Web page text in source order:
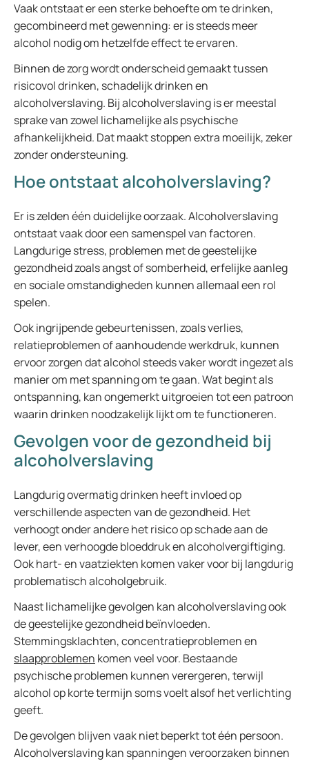
Vaak ontstaat er een sterke behoefte om te drinken,
gecombineerd met gewenning: er is steeds meer
alcohol nodig om hetzelfde effect te ervaren.
Binnen de zorg wordt onderscheid gemaakt tussen
risicovol drinken, schadelijk drinken en
alcoholverslaving. Bij alcoholverslaving is er meestal
sprake van zowel lichamelijke als psychische
afhankelijkheid. Dat maakt stoppen extra moeilijk, zeker
zonder ondersteuning.
Hoe ontstaat alcoholverslaving?
Er is zelden één duidelijke oorzaak. Alcoholverslaving
ontstaat vaak door een samenspel van factoren.
Langdurige stress, problemen met de geestelijke
gezondheid zoals angst of somberheid, erfelijke aanleg
en sociale omstandigheden kunnen allemaal een rol
spelen.
Ook ingrijpende gebeurtenissen, zoals verlies,
relatieproblemen of aanhoudende werkdruk, kunnen
ervoor zorgen dat alcohol steeds vaker wordt ingezet als
manier om met spanning om te gaan. Wat begint als
ontspanning, kan ongemerkt uitgroeien tot een patroon
waarin drinken noodzakelijk lijkt om te functioneren.
Gevolgen voor de gezondheid bij
alcoholverslaving
Langdurig overmatig drinken heeft invloed op
verschillende aspecten van de gezondheid. Het
verhoogt onder andere het risico op schade aan de
lever, een verhoogde bloeddruk en alcoholvergiftiging.
Ook hart- en vaatziekten komen vaker voor bij langdurig
problematisch alcoholgebruik.
Naast lichamelijke gevolgen kan alcoholverslaving ook
de geestelijke gezondheid beïnvloeden.
Stemmingsklachten, concentratieproblemen en
slaapproblemen komen veel voor. Bestaande
psychische problemen kunnen verergeren, terwijl
alcohol op korte termijn soms voelt alsof het verlichting
geeft.
De gevolgen blijven vaak niet beperkt tot één persoon.
Alcoholverslaving kan spanningen veroorzaken binnen